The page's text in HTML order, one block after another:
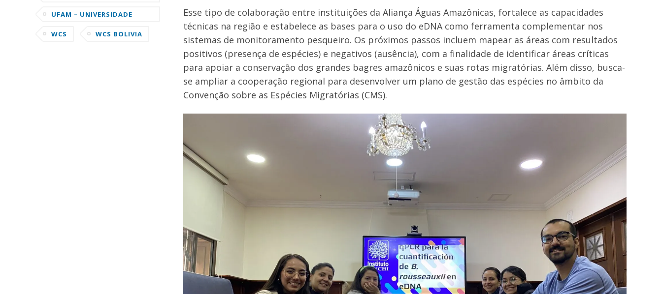
Esse tipo de colaboração entre instituições da Aliança Águas Amazônicas, fortalece as capacidades
técnicas na região e estabelece as bases para o uso do eDNA como ferramenta complementar nos
sistemas de monitoramento pesqueiro. Os próximos passos incluem mapear as áreas com resultados
positivos (presença de espécies) e negativos (ausência), com a finalidade de identificar áreas críticas
para apoiar a conservação dos grandes bagres amazônicos e suas rotas migratórias. Além disso, busca-
se ampliar a cooperação regional para desenvolver um plano de gestão das espécies no âmbito da
Convenção sobre as Espécies Migratórias (CMS).
UFAM – UNIVERSIDADE
WCS
WCS BOLIVIA